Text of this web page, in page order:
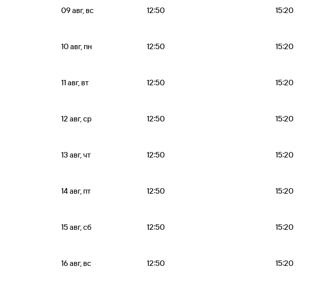
09 авг, вс 12:50 15:20
10 авг, пн 12:50 15:20
11 авг, вт 12:50 15:20
12 авг, ср 12:50 15:20
13 авг, чт 12:50 15:20
14 авг, пт 12:50 15:20
15 авг, сб 12:50 15:20
16 авг, вс 12:50 15:20